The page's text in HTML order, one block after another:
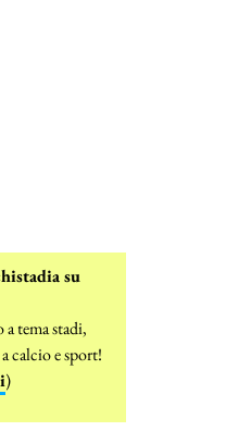
su
tema stadi,
calcio e sport!
)